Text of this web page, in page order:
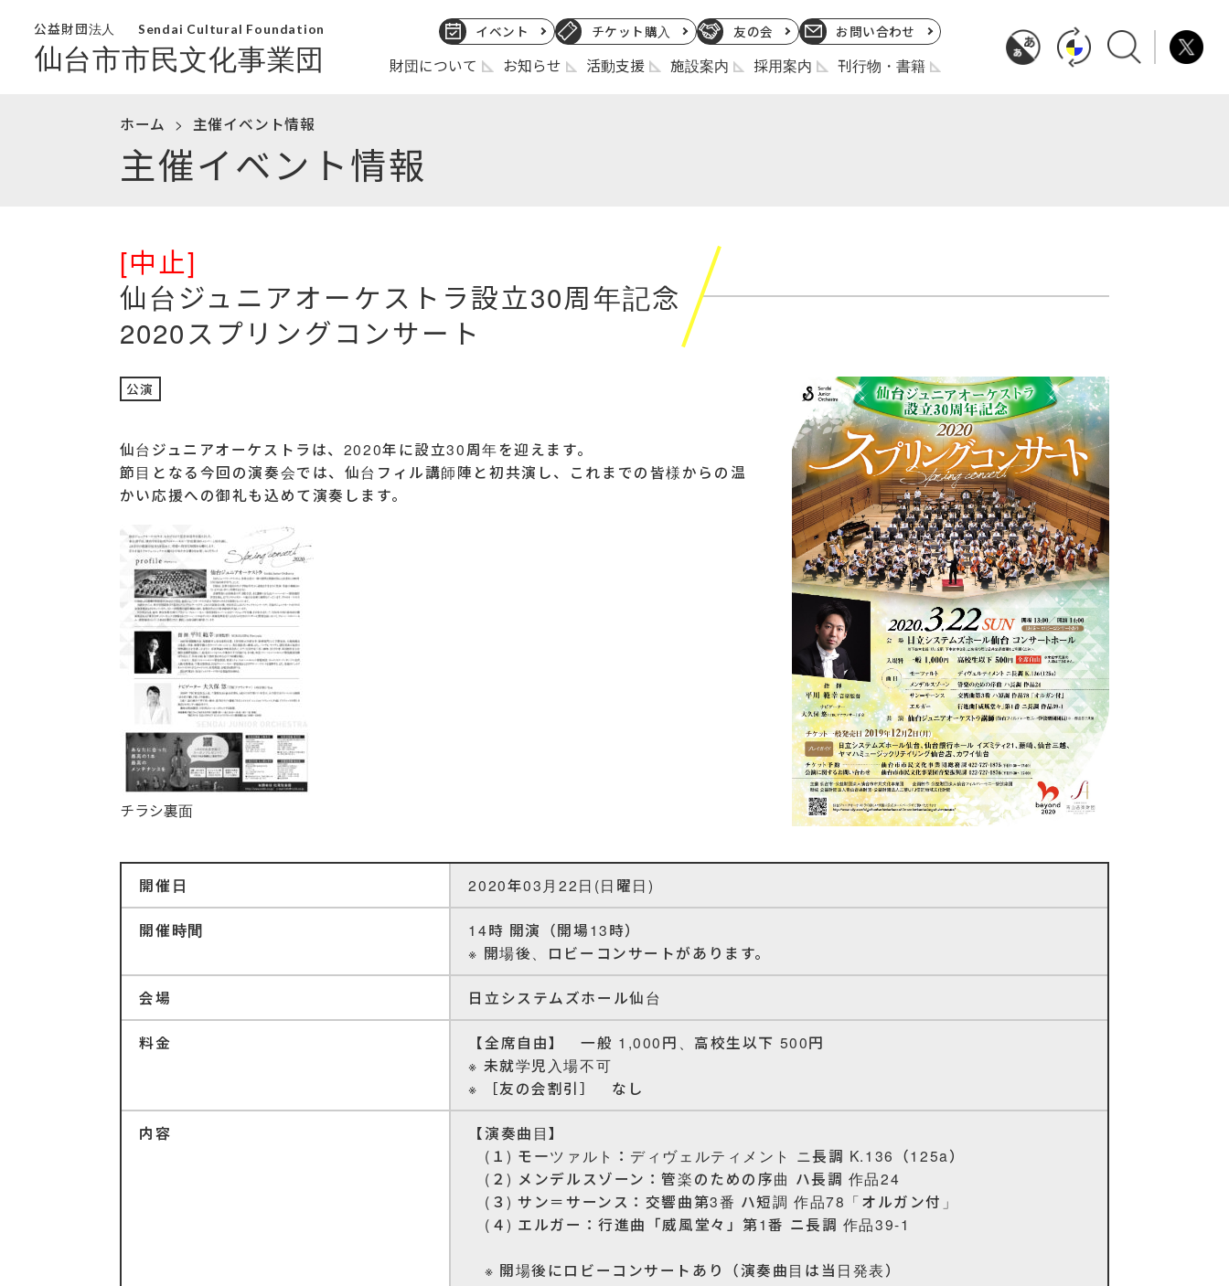
公益財団法人 Sendai Cultural Foundation
仙台市市民文化事業団
イベント チケット購入 友の会 お問い合わせ
財団について お知らせ 活動支援 施設案内 採用案内 刊行物・書籍
ホーム 主催イベント情報
主催イベント情報
[中止]
仙台ジュニアオーケストラ設立30周年記念
2020スプリングコンサート
公演
仙台ジュニアオーケストラは、2020年に設立30周年を迎えます。
節目となる今回の演奏会では、仙台フィル講師陣と初共演し、これまでの皆様からの温
かい応援への御礼も込めて演奏します。
チラシ裏面
開催日 2020年03月22日(日曜日)
開催時間
14時 開演（開場13時）
※ 開場後、ロビーコンサートがあります。
会場 日立システムズホール仙台
料金
【全席自由】 一般 1,000円、高校生以下 500円
※ 未就学児入場不可
※ ［友の会割引］ なし
内容
【演奏曲目】
(１) モーツァルト：ディヴェルティメント ニ長調 K.136（125a）
(２) メンデルスゾーン：管楽のための序曲 ハ長調 作品24
(３) サン＝サーンス：交響曲第3番 ハ短調 作品78「オルガン付」
(４) エルガー：行進曲「威風堂々」第1番 ニ長調 作品39-1
※ 開場後にロビーコンサートあり（演奏曲目は当日発表）